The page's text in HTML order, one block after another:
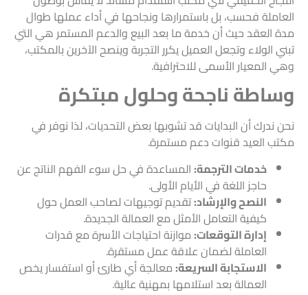
العاملة فحسب، بل باستمرارها ونجاحها في أداء عملها طوال
مدة العقد حيث أن خدمة ما بعد البيع والدعم المستمر هي التي
تبني الولاء وتجعل العميل يكرر التجربة وينصح الآخرين بالمكتب،
وهي المعيار الأسمى للاحترافية.
وساطة ناجحة وحلول مبتكرة
نحن ندرك أن البدايات قد تشوبها بعض التحديات، لذا نوفر في
مكتب العيد قنوات دعم مستمرة.
خدمات الترجمة:المساعدة في حل سوء الفهم الناتج عن
حاجز اللغة في الأيام الأولى.
النصح والإرشاد:تقديم توجيهات لصاحب العمل حول
كيفية التعامل الأمثل مع العمالة الجديدة.
إدارة التوقعات:موازنة احتياجات الأسرة مع قدرات
العاملة لضمان علاقة عمل مستقرة.
الاستجابة السريعة:معالجة أي طارئ أو استفسار يخص
العمالة بعد استلامها بمهنية عالية.